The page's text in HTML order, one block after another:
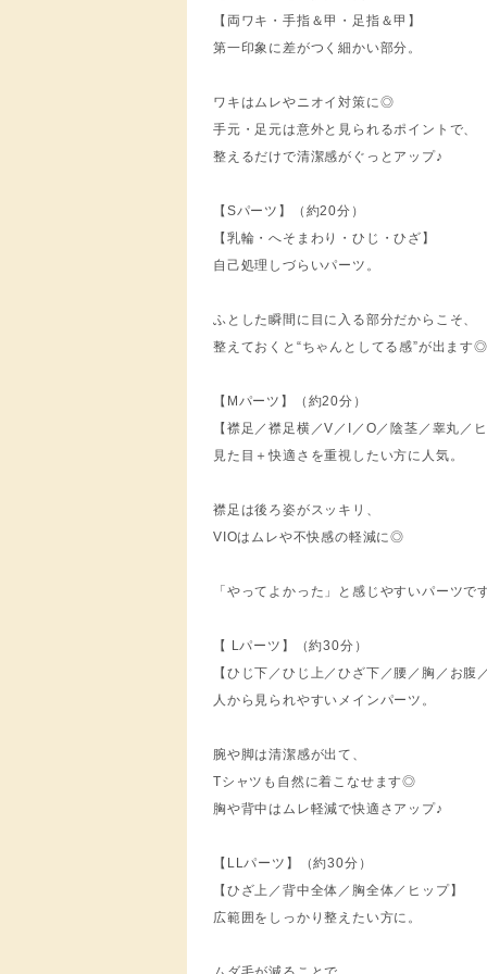
【両ワキ・手指＆甲・足指＆甲】
第一印象に差がつく細かい部分。
ワキはムレやニオイ対策に◎
手元・足元は意外と見られるポイントで、
整えるだけで清潔感がぐっとアップ♪
【Sパーツ】（約20分）
【乳輪・へそまわり・ひじ・ひざ】
自己処理しづらいパーツ。
ふとした瞬間に目に入る部分だからこそ、
整えておくと“ちゃんとしてる感”が出ます◎
【Mパーツ】（約20分）
【襟足／襟足横／V／I／O／陰茎／睾丸／ヒ
見た目＋快適さを重視したい方に人気。
襟足は後ろ姿がスッキリ、
VIOはムレや不快感の軽減に◎
「やってよかった」と感じやすいパーツです
【 Lパーツ】（約30分）
【ひじ下／ひじ上／ひざ下／腰／胸／お腹
人から見られやすいメインパーツ。
腕や脚は清潔感が出て、
Tシャツも自然に着こなせます◎
胸や背中はムレ軽減で快適さアップ♪
【LLパーツ】（約30分）
【ひざ上／背中全体／胸全体／ヒップ】
広範囲をしっかり整えたい方に。